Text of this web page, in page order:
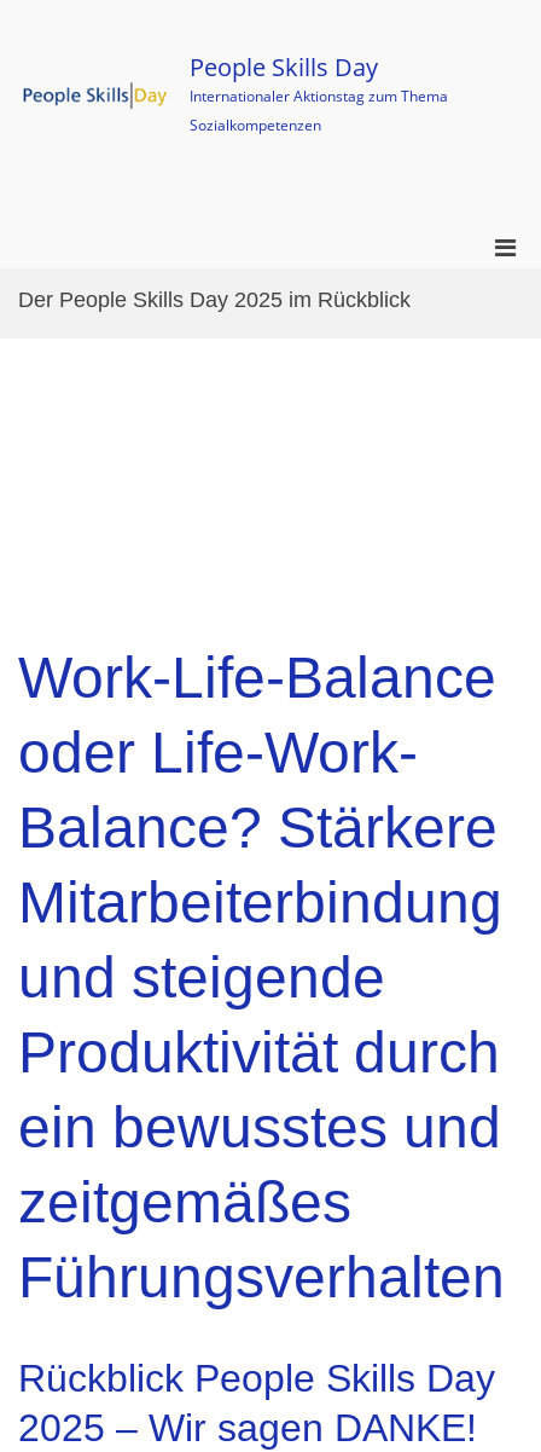
People Skills Day
Internationaler Aktionstag zum Thema
Sozialkompetenzen
Der People Skills Day 2025 im Rückblick
Work-Life-Balance
oder Life-Work-
Balance? Stärkere
Mitarbeiterbindung
und steigende
Produktivität durch
ein bewusstes und
zeitgemäßes
Führungsverhalten
Rückblick People Skills Day
2025 – Wir sagen DANKE!